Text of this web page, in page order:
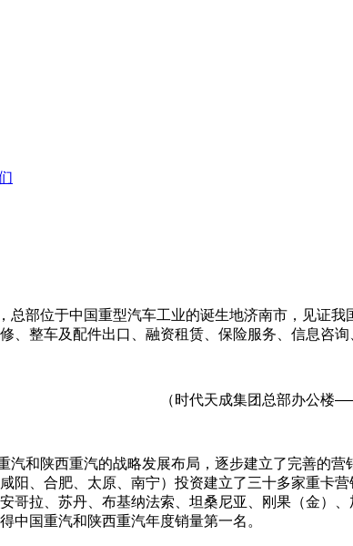
总部位于中国重型汽车工业的诞生地济南市，见证
、整车及配件出口、融资租赁、保险服务、信息咨
（时代天成集团总部办公楼
汽和陕西重汽的战略发展布局，逐步建立了完善的
阳、合肥、太原、南宁）投资建立了三十多家重卡
哥拉、苏丹、布基纳法索、坦桑尼亚、刚果（金）
中国重汽和陕西重汽年度销量第一名。